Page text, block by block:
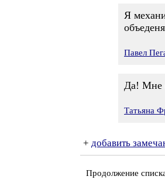
Я
Павел
Да! Мне
Татьяна
+ добавить
Продолжение